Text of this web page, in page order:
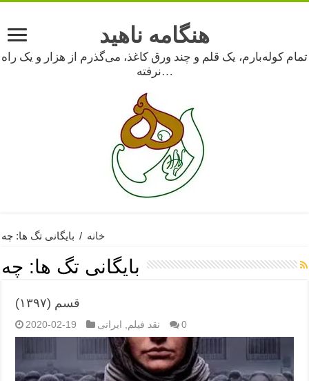
هنگامه ناهید
تمام کوله‌بارم، یک قلم و چند ورق کاغذ، می‌گذرم از هزار و یک راه
نرفته…
خانه / بایگانی تگ ها: چه
بایگانی تگ ها: چه
قسم (۱۳۹۷)
2020-02-19 نقد فیلم ایرانی 0